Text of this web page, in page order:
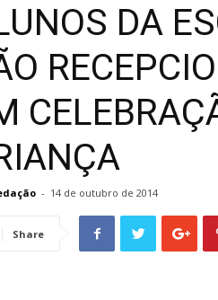
DA
- 14 de outubro de 2014
Share